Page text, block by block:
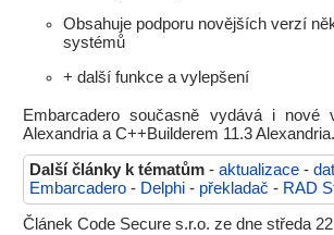
Obsahuje podporu novějších verzí
systémů
+ další funkce a vylepšení
Embarcadero současně vydává i nové
Alexandria a C++Builderem 11.3 Alexandria.
Další články k tématům - aktualizace -
Embarcadero - Delphi - překladač - RAD
Článek Code Secure s.r.o. ze dne středa